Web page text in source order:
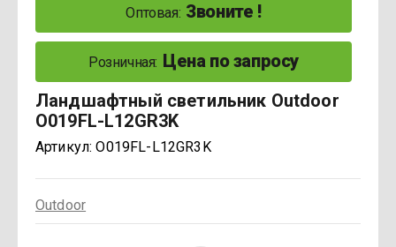
Оптовая: Звоните !
Розничная: Цена по запросу
Ландшафтный светильник Outdoor
O019FL-L12GR3K
Артикул: O019FL-L12GR3K
Outdoor